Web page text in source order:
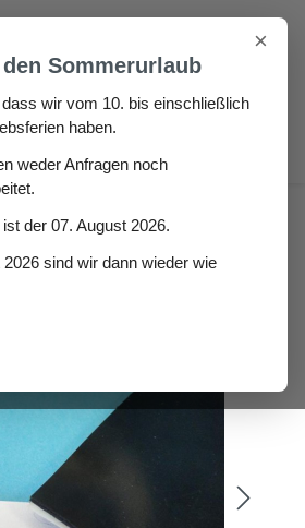
60° Quentina
×
Sommerurlaub
wir vom 10. bis einschließlich
haben.
weder Anfragen noch
der 07. August 2026.
sind wir dann wieder wie